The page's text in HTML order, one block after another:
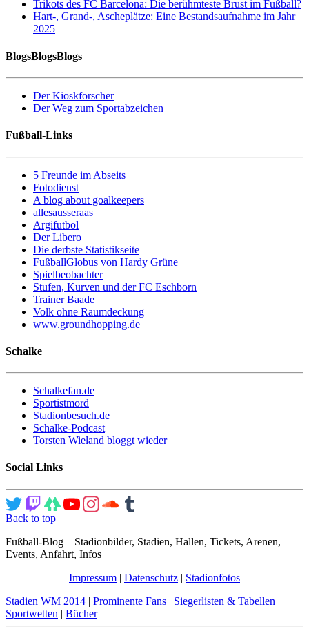
Trikots des FC Barcelona: Die berühmteste Brust im Fußball?
Hart-, Grand-, Ascheplätze: Eine Bestandsaufnahme im Jahr
2025
BlogsBlogsBlogs
Der Kioskforscher
Der Weg zum Sportabzeichen
Fußball-Links
5 Freunde im Abseits
Fotodienst
A blog about goalkeepers
allesausseraas
Argifutbol
Der Libero
Die derbste Statistikseite
FußballGlobus von Hardy Grüne
Spielbeobachter
Stufen, Kurven und der FC Eschborn
Trainer Baade
Volk ohne Raumdeckung
www.groundhopping.de
Schalke
Schalkefan.de
Sportistmord
Stadionbesuch.de
Schalke-Podcast
Torsten Wieland bloggt wieder
Social Links
Back to top
Fußball-Blog – Stadionbilder, Stadien, Hallen, Tickets, Arenen,
Events, Anfahrt, Infos
Impressum | Datenschutz | Stadionfotos
Stadien WM 2014 | Prominente Fans | Siegerlisten & Tabellen |
Sportwetten | Bücher